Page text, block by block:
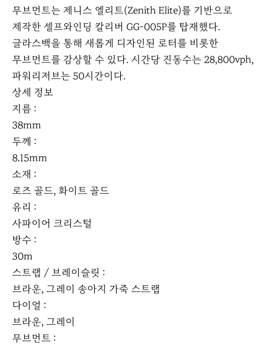
무브먼트는 제니스 엘리트(Zenith Elite)를 기반으로
제작한 셀프와인딩 칼리버 GG-005P를 탑재했다.
글라스백을 통해 새롭게 디자인된 로터를 비롯한
무브먼트를 감상할 수 있다. 시간당 진동수는 28,800vph,
파워리저브는 50시간이다.
상세 정보
지름 :
38mm
두께 :
8.15mm
소재 :
로즈 골드, 화이트 골드
유리 :
사파이어 크리스털
방수 :
30m
스트랩 / 브레이슬릿 :
브라운, 그레이 송아지 가죽 스트랩
다이얼 :
브라운, 그레이
무브먼트 :